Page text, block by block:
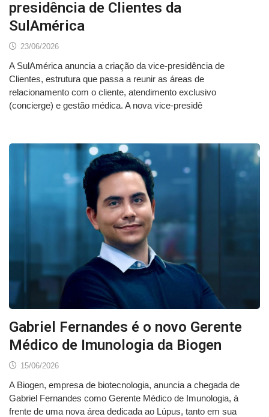
presidência de Clientes da
SulAmérica
23/06/2026
A SulAmérica anuncia a criação da vice-presidência de
Clientes, estrutura que passa a reunir as áreas de
relacionamento com o cliente, atendimento exclusivo
(concierge) e gestão médica. A nova vice-presidê
Gabriel Fernandes é o novo Gerente
Médico de Imunologia da Biogen
15/06/2026
A Biogen, empresa de biotecnologia, anuncia a chegada de
Gabriel Fernandes como Gerente Médico de Imunologia, à
frente de uma nova área dedicada ao Lúpus, tanto em sua